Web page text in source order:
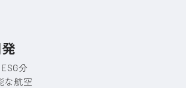
分
な航空